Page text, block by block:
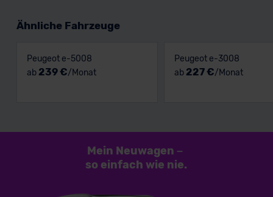
Ähnliche Fahrzeuge
Peugeot e-5008
ab 239 €/Monat
Peugeot e-3008
ab 227 €/Monat
Mein Neuwagen –
so einfach wie nie.